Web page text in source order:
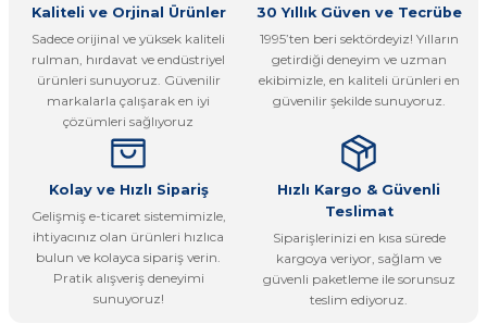
Ürün resmi kalitesiz, bozuk veya görüntülenemiyor.
Ürün açıklamasında eksik bilgiler bulunuyor.
Ürün bilgilerinde hatalar bulunuyor.
Ürün fiyatı diğer sitelerden daha pahalı.
Bu ürüne benzer farklı alternatifler olmalı.
Gönder
Kaliteli ve Orjinal Ürünler
Sadece orijinal ve yüksek kaliteli
rulman, hırdavat ve endüstriyel
ürünleri sunuyoruz. Güvenilir
markalarla çalışarak en iyi
çözümleri sağlıyoruz
30 Yıllık Güven ve Tecrübe
1995’ten beri sektördeyiz! Yılların
getirdiği deneyim ve uzman
ekibimizle, en kaliteli ürünleri en
güvenilir şekilde sunuyoruz.
Kolay ve Hızlı Sipariş
Gelişmiş e-ticaret sistemimizle,
ihtiyacınız olan ürünleri hızlıca
bulun ve kolayca sipariş verin.
Pratik alışveriş deneyimi
sunuyoruz!
Hızlı Kargo & Güvenli
Teslimat
Siparişlerinizi en kısa sürede
kargoya veriyor, sağlam ve
güvenli paketleme ile sorunsuz
teslim ediyoruz.